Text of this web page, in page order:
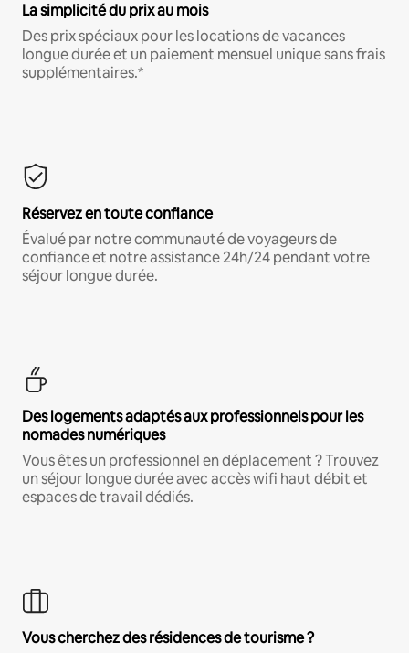
La simplicité du prix au mois
Des prix spéciaux pour les locations de vacances
longue durée et un paiement mensuel unique sans frais
supplémentaires.*
Réservez en toute confiance
Évalué par notre communauté de voyageurs de
confiance et notre assistance 24h/24 pendant votre
séjour longue durée.
Des logements adaptés aux professionnels pour les
nomades numériques
Vous êtes un professionnel en déplacement ? Trouvez
un séjour longue durée avec accès wifi haut débit et
espaces de travail dédiés.
Vous cherchez des résidences de tourisme ?